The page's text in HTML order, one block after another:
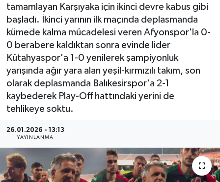
tamamlayan Karşıyaka için ikinci devre kabus gibi
başladı. İkinci yarının ilk maçında deplasmanda
kümede kalma mücadelesi veren Afyonspor'la 0-
0 berabere kaldıktan sonra evinde lider
Kütahyaspor'a 1-0 yenilerek şampiyonluk
yarışında ağır yara alan yeşil-kırmızılı takım, son
olarak deplasmanda Balıkesirspor'a 2-1
kaybederek Play-Off hattındaki yerini de
tehlikeye soktu.
26.01.2026 - 13:13
YAYINLANMA
Magazin
Kültür Sanat
Resmi Reklam
Röportajlar